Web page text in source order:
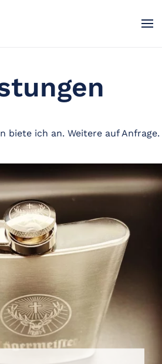
biete ich an. Weitere auf Anfrage.